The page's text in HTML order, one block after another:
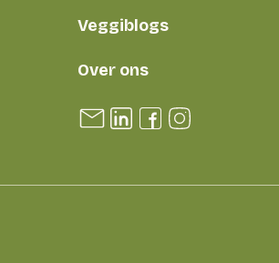
Veggiblogs
Over ons